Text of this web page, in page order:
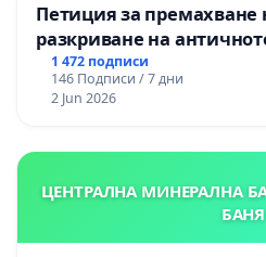
Петиция за премахване
разкриване на
Могиланската могила
1 472 подписи
146 Подписи / 7 дни
2 Jun 2026
ЦЕНТРАЛНА МИНЕРАЛНА
БАНЯ